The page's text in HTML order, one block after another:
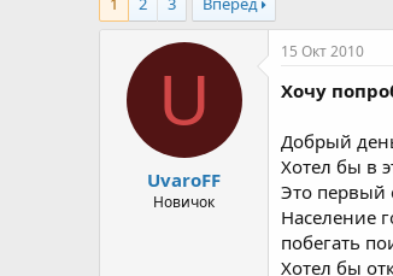
т
о
т
а
н
а
U
UvaroFF
Новичок
15 Окт 2010
Хочу
Добрый
Хотел бы в
Это первый
Население
побегать
Хотел бы